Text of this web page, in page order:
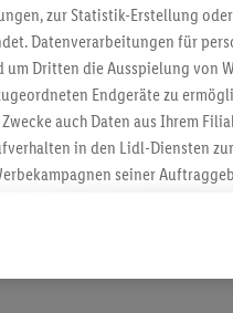
5.95
zur Statistik-Erstellung
Datenverarbeitungen für
um Dritten die Ausspielung von
Endgeräte zu
auch Daten aus Ihrem
in den Lidl-Diensten
seiner
die Zusammenführung von
Informationen aus Ihrem
Endgeräte und